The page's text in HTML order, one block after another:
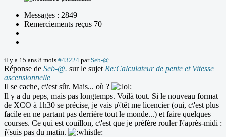
Messages : 2849
Remerciements reçus 70
il y a 15 ans 8 mois #43224 parSeb-@.
Réponse de Seb-@. sur le sujet Re:Calculateur de pente et Vitesse
ascensionnelle
Il se cache, c\'est sûr. Mais... où ?
Il y a du peps, mais pas longtemps. Voilà tout. Si le nouveau format
de XCO à 1h30 se précise, je vais p\'têt me licencier (oui, c\'est plus
facile en ne partant pas derrière tout le monde...) et faire quelques
courses. Ce qui est couillon, c\'est que je préfère rouler l\'après-midi :
j\'suis pas du matin.